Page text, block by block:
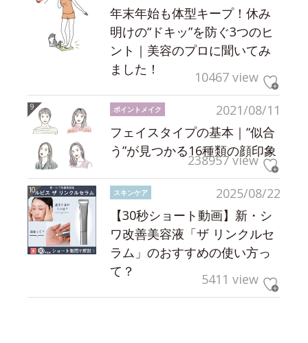
年末年始も体型キープ！休み
明けの“ドキッ”を防ぐ3つのヒ
ント｜美容のプロに聞いてみ
ました！
10467 view
2021/08/11
ポイントメイク
フェイスタイプの基本｜“似合
う”が見つかる16種類の顔印象
238957 view
2025/08/22
スキンケア
【30秒ショート動画】新・シ
ワ改善美容液「ザ リンクルセ
ラム」のおすすめの使い方っ
て？
5411 view